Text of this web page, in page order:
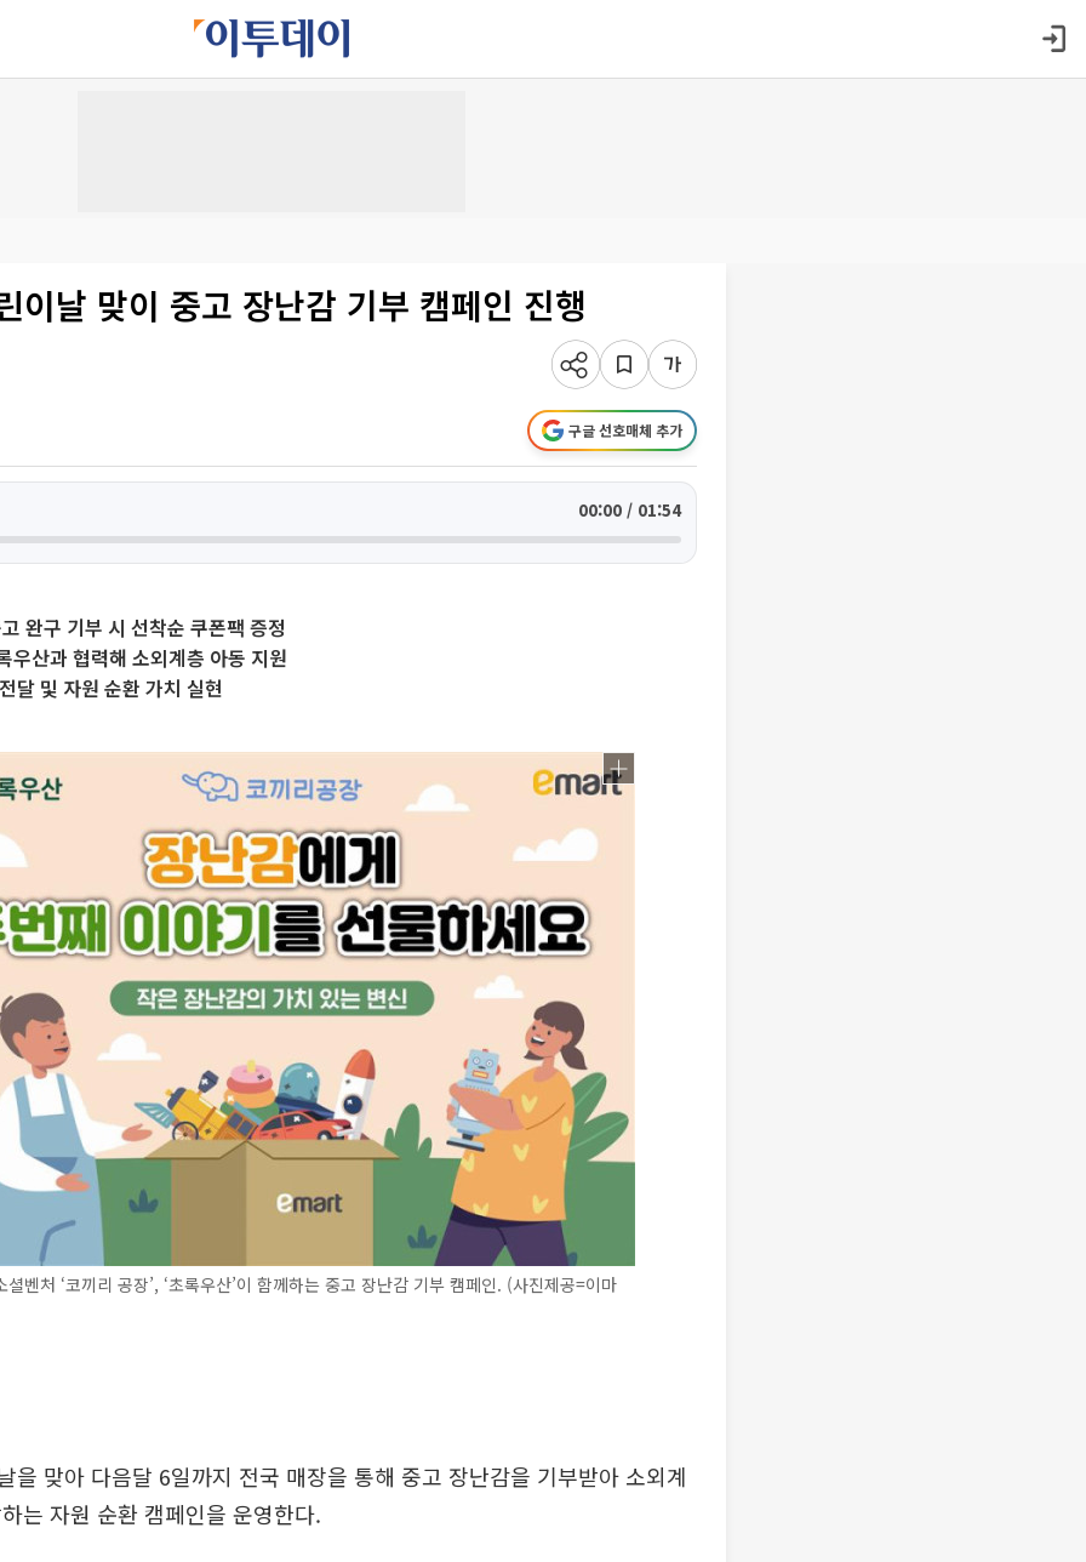
이날 맞이 중고 장난감 기부 캠페인 진행
구글 선호매체 추가
00:00 / 01:54
완구 기부 시 선착순 쿠폰팩 증정
우산과 협력해 소외계층 아동 지원
달 및 자원 순환 가치 실현
벤처 ‘코끼리 공장’, ‘초록우산’이 함께하는 중고 장난감 기부 캠페인. (사진제공=이마
을 맞아 다음달 6일까지 전국 매장을 통해 중고 장난감을 기부받아 소외계
는 자원 순환 캠페인을 운영한다.